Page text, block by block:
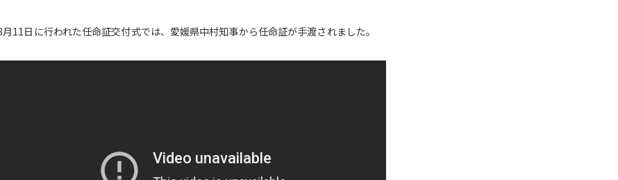
月11日に行われた任命証交付式では、 愛媛県中村知事から任命証が手渡されました。